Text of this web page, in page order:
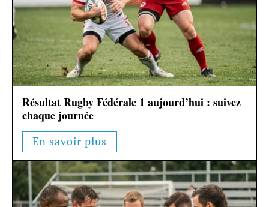
Résultat Rugby Fédérale 1 aujourd’hui : suivez
chaque journée
En savoir plus